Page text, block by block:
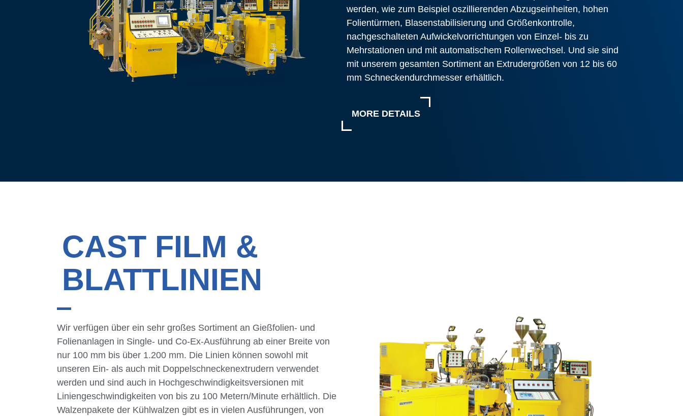
werden, wie zum Beispiel oszillierenden Abzugseinheiten, hohen
Folientürmen, Blasenstabilisierung und Größenkontrolle,
nachgeschalteten Aufwickelvorrichtungen von Einzel- bis zu
Mehrstationen und mit automatischem Rollenwechsel. Und sie sind
mit unserem gesamten Sortiment an Extrudergrößen von 12 bis 60
mm Schneckendurchmesser erhältlich.
MORE DETAILS
CAST FILM &
BLATTLINIEN
Wir verfügen über ein sehr großes Sortiment an Gießfolien- und
Folienanlagen in Single- und Co-Ex-Ausführung ab einer Breite von
nur 100 mm bis über 1.200 mm. Die Linien können sowohl mit
unseren Ein- als auch mit Doppelschneckenextrudern verwendet
werden und sind auch in Hochgeschwindigkeitsversionen mit
Liniengeschwindigkeiten von bis zu 100 Metern/Minute erhältlich. Die
Walzenpakete der Kühlwalzen gibt es in vielen Ausführungen, von